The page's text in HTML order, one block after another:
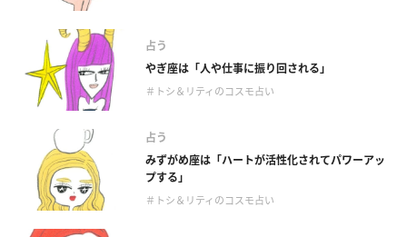
占う
やぎ座は「人や仕事に振り回される」
＃トシ＆リティのコスモ占い
占う
みずがめ座は「ハートが活性化されてパワーアッ
プする」
＃トシ＆リティのコスモ占い